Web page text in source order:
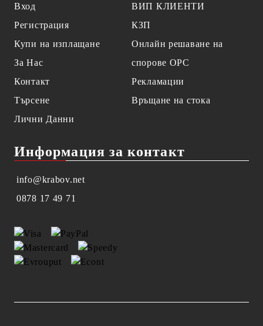
Вход
Регистрация
Купи на изплащане
За Нас
Контакт
Търсене
Лични Данни
ВИП КЛИЕНТИ
КЗП
Онлайн решаване на
спорове OPC
Рекламации
Връщане на стока
Информация за контакт
info@krabov.net
0878 17 49 71